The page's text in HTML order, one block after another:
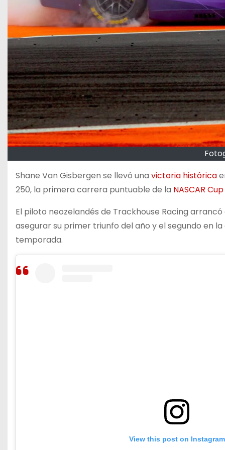
Shane Van Gisbergen se llevó una victoria histórica
250, la primera carrera puntuable de la NASCAR
El piloto neozelandés de Trackhouse Racing
asegurar su primer triunfo del año y el segundo en
temporada.
View this post on Instagram